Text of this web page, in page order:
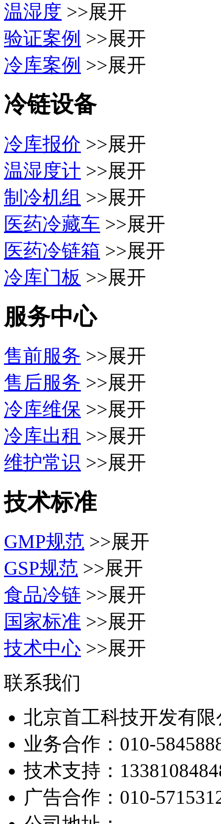
温湿度 >>展开
验证案例 >>展开
冷库案例 >>展开
冷链设备
冷库报价 >>展开
温湿度计 >>展开
制冷机组 >>展开
医药冷藏车 >>展开
医药冷链箱 >>展开
冷库门板 >>展开
服务中心
售前服务 >>展开
售后服务 >>展开
冷库维保 >>展开
冷库出租 >>展开
维护常识 >>展开
技术标准
GMP规范 >>展开
GSP规范 >>展开
食品冷链 >>展开
国家标准 >>展开
技术中心 >>展开
联系我们
北京首工科技开发有限
业务合作： 010-
技术支持：
广告合作： 010-